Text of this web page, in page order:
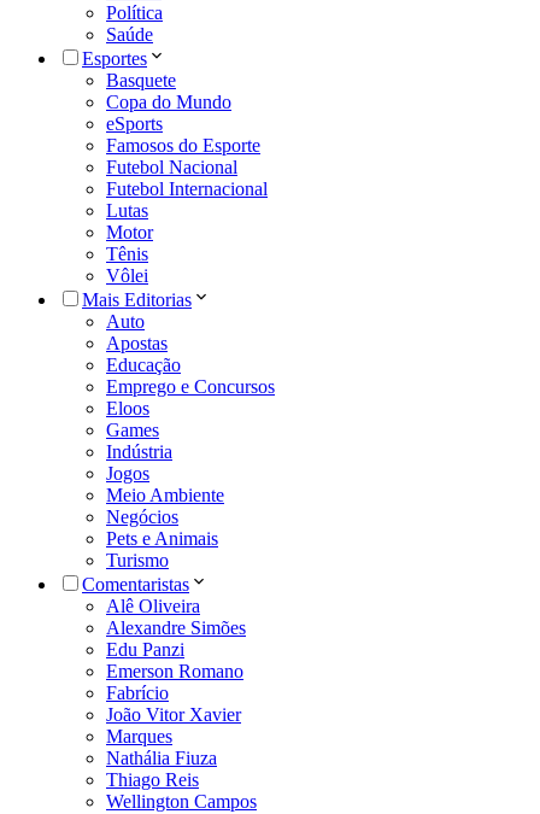
Política
Saúde
Esportes
Basquete
Copa do Mundo
eSports
Famosos do Esporte
Futebol Nacional
Futebol Internacional
Lutas
Motor
Tênis
Vôlei
Mais Editorias
Auto
Apostas
Educação
Emprego e Concursos
Eloos
Games
Indústria
Jogos
Meio Ambiente
Negócios
Pets e Animais
Turismo
Comentaristas
Alê Oliveira
Alexandre Simões
Edu Panzi
Emerson Romano
Fabrício
João Vitor Xavier
Marques
Nathália Fiuza
Thiago Reis
Wellington Campos